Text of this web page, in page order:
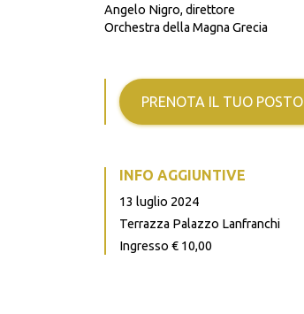
Angelo Nigro, direttore
Orchestra della Magna Grecia
PRENOTA IL TUO POSTO
INFO AGGIUNTIVE
13 luglio 2024
Terrazza Palazzo Lanfranchi
Ingresso € 10,00